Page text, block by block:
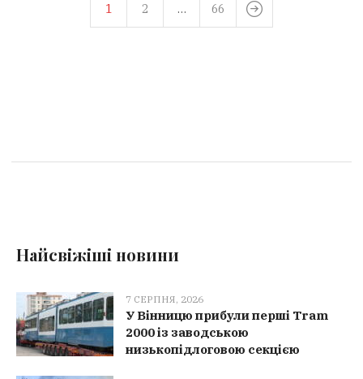
1 2 … 66
Найсвіжіші новини
7 СЕРПНЯ, 2026
У Вінницю прибули перші Tram
2000 із заводською
низькопідлоговою секцією